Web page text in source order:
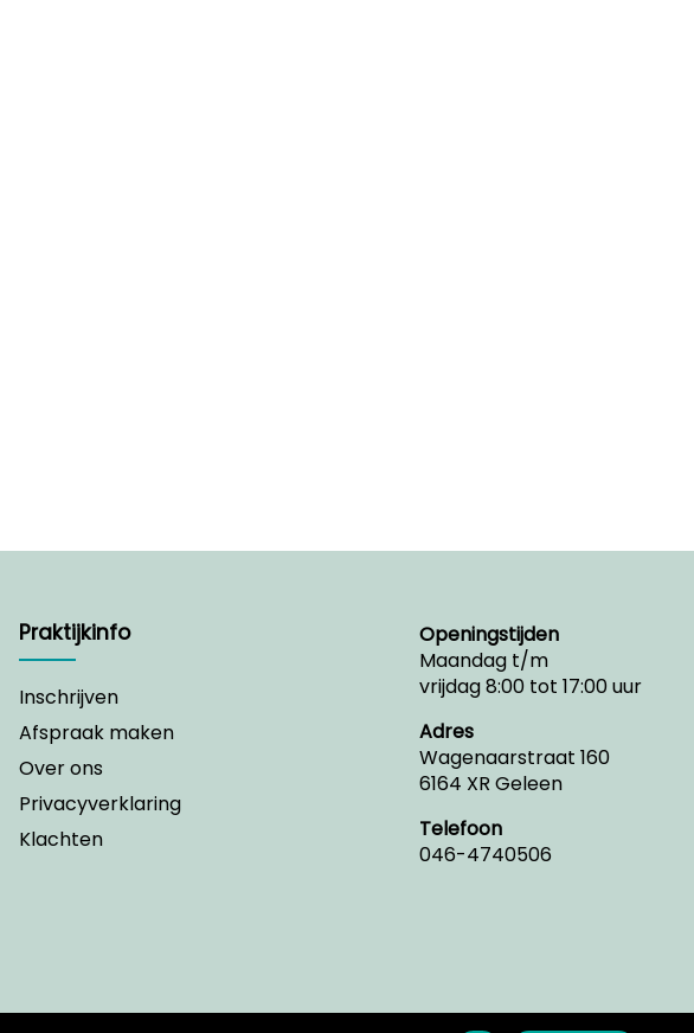
Praktijkinfo
Inschrijven
Afspraak maken
Over ons
Privacyverklaring
Klachten
Openingstijden
Maandag t/m
vrijdag 8:00 tot 17:00 uur
Adres
Wagenaarstraat 160
6164 XR Geleen
Telefoon
046-4740506